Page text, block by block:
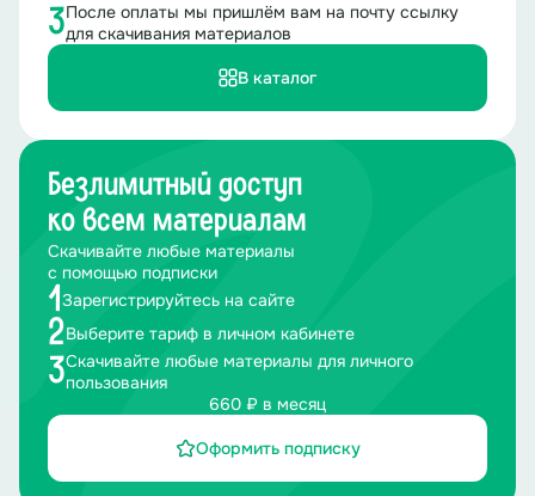
3После оплаты мы пришлём вам на почту ссылку
для скачивания материалов
В каталог
Безлимитный доступ
ко всем материалам
Скачивайте любые материалы
с помощью подписки
1 Зарегистрируйтесь на сайте
2Выберите тариф в личном кабинете
3Скачивайте любые материалы для личного
пользования
660 ₽ в месяц
Оформить подписку